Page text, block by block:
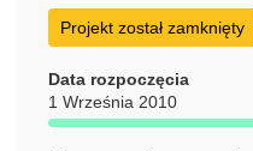
się
w
oknie)
Projekt został zamknięty
Data rozpoczęcia
1 Września 2010